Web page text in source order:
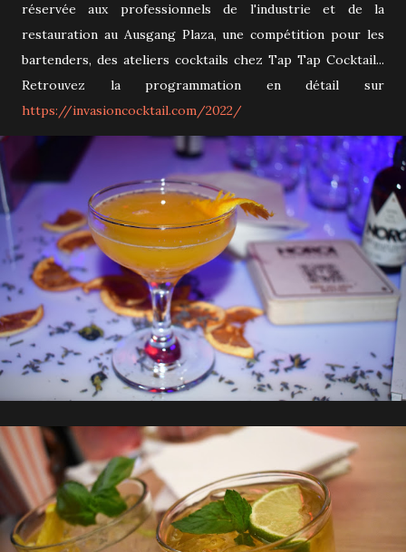
réservée aux professionnels de l'industrie et de la
restauration au Ausgang Plaza, une compétition pour les
bartenders, des ateliers cocktails chez Tap Tap Cocktail...
Retrouvez la programmation en détail sur
https://invasioncocktail.com/2022/